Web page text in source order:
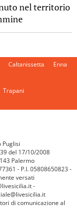
nel territorio
Caltanissetta Enna
Trapani
Puglisi
del 17/10/2008
Palermo
- P.I. 05808650823 -
versati
-
di comunicazione al